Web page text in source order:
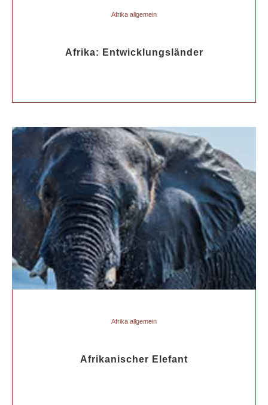
Afrika allgemein
Afrika: Entwicklungsländer
Afrika allgemein
Afrikanischer Elefant